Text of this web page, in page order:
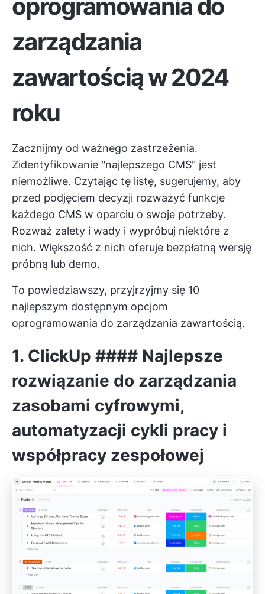
oprogramowania do
zarządzania
zawartością w 2024
roku
Zacznijmy od ważnego zastrzeżenia.
Zidentyfikowanie "najlepszego CMS" jest
niemożliwe. Czytając tę listę, sugerujemy, aby
przed podjęciem decyzji rozważyć funkcje
każdego CMS w oparciu o swoje potrzeby.
Rozważ zalety i wady i wypróbuj niektóre z
nich. Większość z nich oferuje bezpłatną wersję
próbną lub demo.
To powiedziawszy, przyjrzyjmy się 10
najlepszym dostępnym opcjom
oprogramowania do zarządzania zawartością.
1. ClickUp #### Najlepsze
rozwiązanie do zarządzania
zasobami cyfrowymi,
automatyzacji cykli pracy i
współpracy zespołowej